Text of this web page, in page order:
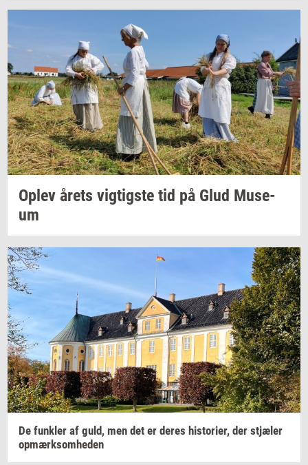
Oplev årets vig­tig­ste tid på Glud Mu­se­
um
De funk­ler af guld, men det er deres hi­sto­ri­er, der stjæ­ler
op­mærk­som­he­den